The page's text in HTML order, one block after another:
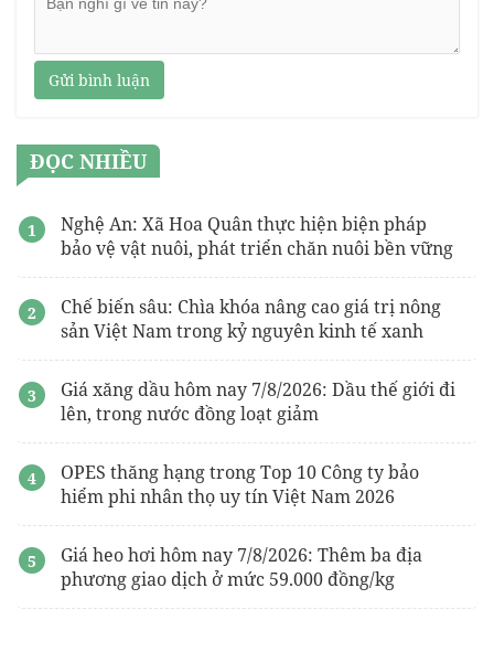
Gửi bình luận
ĐỌC NHIỀU
Nghệ An: Xã Hoa Quân thực hiện biện pháp
bảo vệ vật nuôi, phát triển chăn nuôi bền vững
Chế biến sâu: Chìa khóa nâng cao giá trị nông
sản Việt Nam trong kỷ nguyên kinh tế xanh
Giá xăng dầu hôm nay 7/8/2026: Dầu thế giới đi
lên, trong nước đồng loạt giảm
OPES thăng hạng trong Top 10 Công ty bảo
hiểm phi nhân thọ uy tín Việt Nam 2026
Giá heo hơi hôm nay 7/8/2026: Thêm ba địa
phương giao dịch ở mức 59.000 đồng/kg